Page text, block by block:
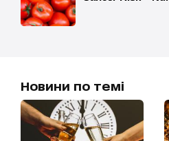
Новини по темі